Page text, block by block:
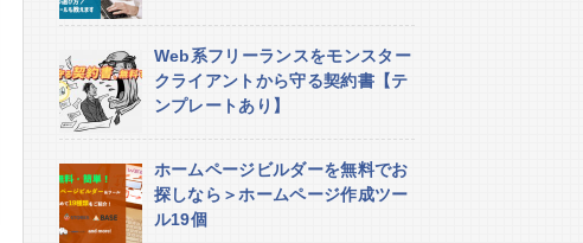
Web系フリーランスをモンスター
クライアントから守る契約書【テ
ンプレートあり】
ホームページビルダーを無料でお
探しなら＞ホームページ作成ツー
ル19個